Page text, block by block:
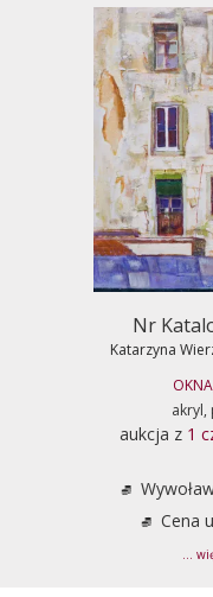
Nr
Katarzyna
akryl,
aukcja z 1
Cena
...